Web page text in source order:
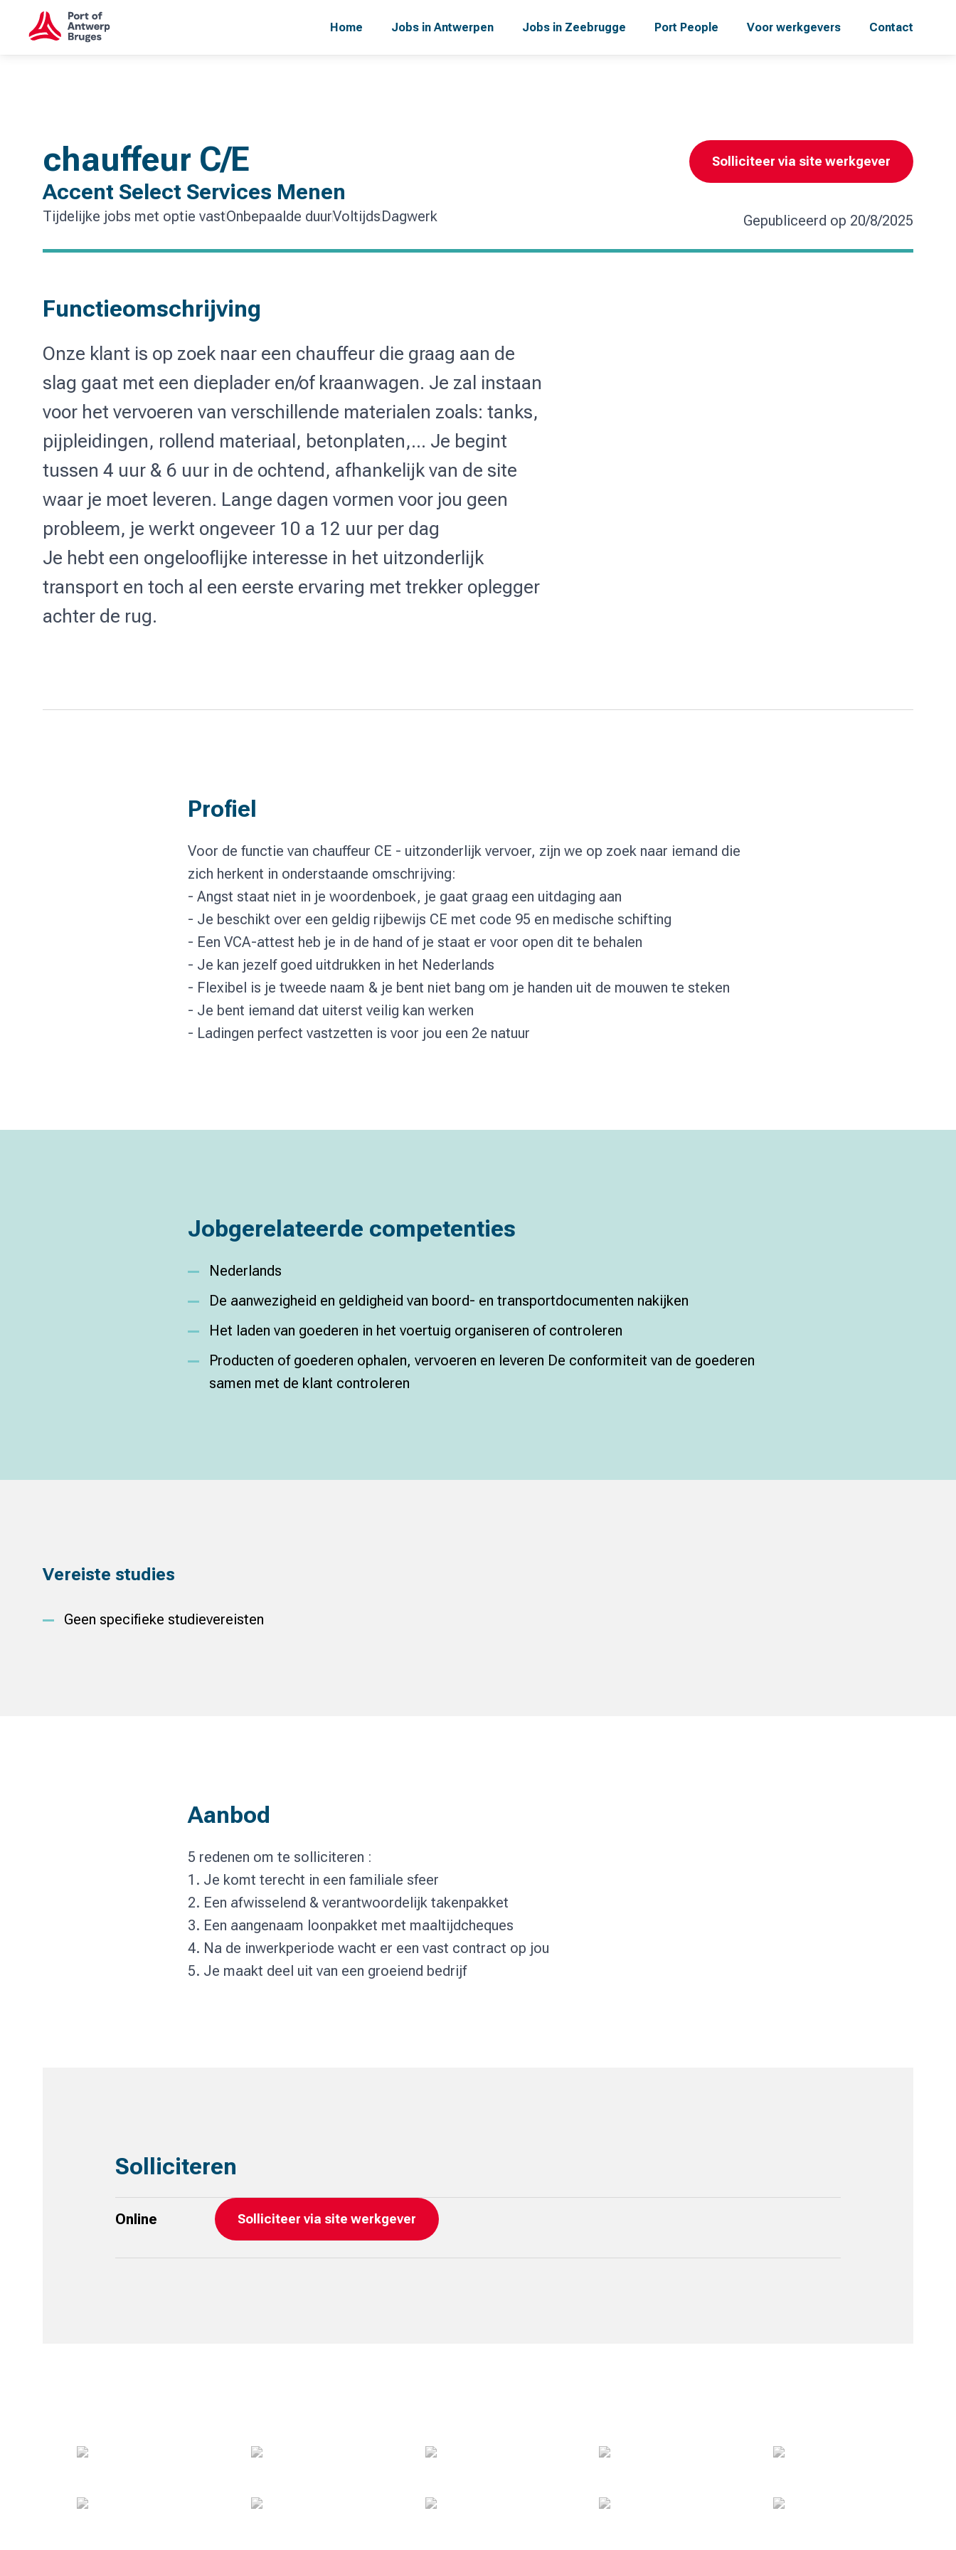
Home Jobs in Antwerpen Jobs in Zeebrugge Port People Voor werkgevers Contact
chauffeur C/E
Accent Select Services Menen
Tijdelijke jobs met optie vastOnbepaalde duurVoltijdsDagwerk
Solliciteer via site werkgever
Gepubliceerd op 20/8/2025
Functieomschrijving
Onze klant is op zoek naar een chauffeur die graag aan de
slag gaat met een dieplader en/of kraanwagen. Je zal instaan
voor het vervoeren van verschillende materialen zoals: tanks,
pijpleidingen, rollend materiaal, betonplaten,... Je begint
tussen 4 uur & 6 uur in de ochtend, afhankelijk van de site
waar je moet leveren. Lange dagen vormen voor jou geen
probleem, je werkt ongeveer 10 a 12 uur per dag
Je hebt een ongelooflijke interesse in het uitzonderlijk
transport en toch al een eerste ervaring met trekker oplegger
achter de rug.
Profiel
Voor de functie van chauffeur CE - uitzonderlijk vervoer, zijn we op zoek naar iemand die
zich herkent in onderstaande omschrijving:
- Angst staat niet in je woordenboek, je gaat graag een uitdaging aan
- Je beschikt over een geldig rijbewijs CE met code 95 en medische schifting
- Een VCA-attest heb je in de hand of je staat er voor open dit te behalen
- Je kan jezelf goed uitdrukken in het Nederlands
- Flexibel is je tweede naam & je bent niet bang om je handen uit de mouwen te steken
- Je bent iemand dat uiterst veilig kan werken
- Ladingen perfect vastzetten is voor jou een 2e natuur
Jobgerelateerde competenties
Nederlands
De aanwezigheid en geldigheid van boord- en transportdocumenten nakijken
Het laden van goederen in het voertuig organiseren of controleren
Producten of goederen ophalen, vervoeren en leveren De conformiteit van de goederen
samen met de klant controleren
Vereiste studies
Geen specifieke studievereisten
Aanbod
5 redenen om te solliciteren :
1. Je komt terecht in een familiale sfeer
2. Een afwisselend & verantwoordelijk takenpakket
3. Een aangenaam loonpakket met maaltijdcheques
4. Na de inwerkperiode wacht er een vast contract op jou
5. Je maakt deel uit van een groeiend bedrijf
Solliciteren
Online Solliciteer via site werkgever